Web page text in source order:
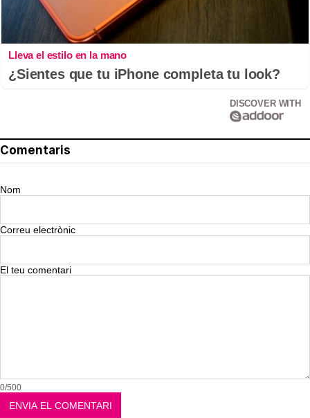
Lleva el estilo en la mano
¿Sientes que tu iPhone completa tu look?
DISCOVER WITH
Comentaris
Nom
Correu electrònic
El teu comentari
0/500